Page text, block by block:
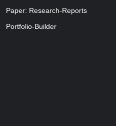
Paper: Research-Reports
Portfolio-Builder